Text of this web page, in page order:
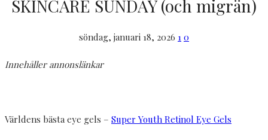
SKINCARE SUNDAY (och migrän)
söndag, januari 18, 2026 1 0
Innehåller annonslänkar
Världens bästa eye gels – Super Youth Retinol Eye Gels